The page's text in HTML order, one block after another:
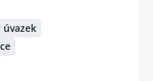
úvazek